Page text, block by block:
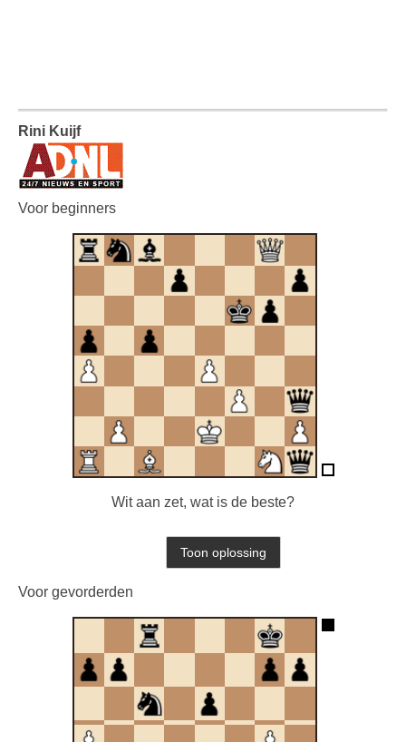
Rini Kuijf
Voor beginners
Wit aan zet, wat is de beste?
Voor gevorderden